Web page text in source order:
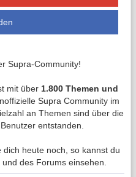
Supra-Community!
mit über 1.800 Themen und
Supra Community im
an Themen sind über die
entstanden.
dich heute noch, so kannst du
des Forums einsehen.